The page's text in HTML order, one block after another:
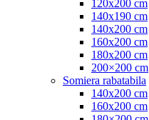
120x200 cm
140x190 cm
140x200 cm
160x200 cm
180x200 cm
200×200 cm
Somiera rabatabila
140x200 cm
160x200 cm